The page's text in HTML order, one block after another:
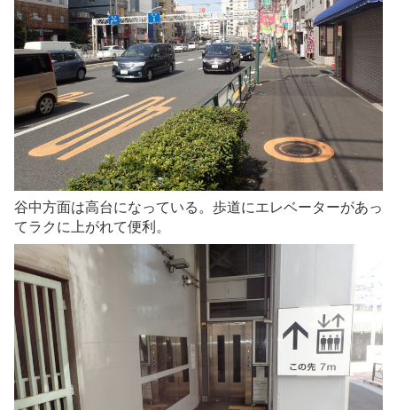
谷中方面は高台になっている。歩道にエレベーターがあっ
てラクに上がれて便利。